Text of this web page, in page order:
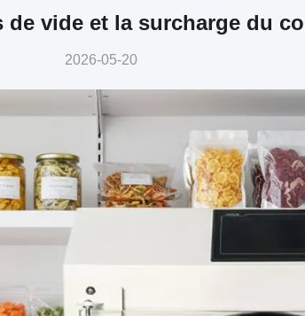
vide et la surcharge du
2026-05-20